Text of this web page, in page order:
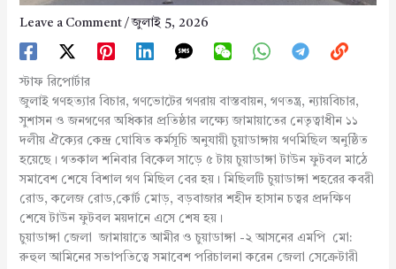
Leave a Comment /জুলাই 5, 2026
স্টাফ রিপোর্টার
জুলাই গণহত্যার বিচার, গণভোটের গণরায় বাস্তবায়ন, গণতন্ত্র, ন্যায়বিচার,
সুশাসন ও জনগণের অধিকার প্রতিষ্ঠার লক্ষ্যে জামায়াতের নেতৃত্বাধীন ১১
দলীয় ঐক্যের কেন্দ্র ঘোষিত কর্মসূচি অনুযায়ী চুয়াডাঙ্গায় গণমিছিল অনুষ্ঠিত
হয়েছে। গতকাল শনিবার বিকেল সাড়ে ৫ টায় চুয়াডাঙ্গা টাউন ফুটবল মাঠে
সমাবেশ শেষে বিশাল গণ মিছিল বের হয়। মিছিলটি চুয়াডাঙ্গা শহরের কবরী
রোড, কলেজ রোড,কোর্ট মোড়, বড়বাজার শহীদ হাসান চত্বর প্রদক্ষিণ
শেষে টাউন ফুটবল ময়দানে এসে শেষ হয়।
চুয়াডাঙ্গা জেলা জামায়াতে আমীর ও চুয়াডাঙ্গা -২ আসনের এমপি মো:
রুহুল আমিনের সভাপতিত্বে সমাবেশ পরিচালনা করেন জেলা সেক্রেটারী